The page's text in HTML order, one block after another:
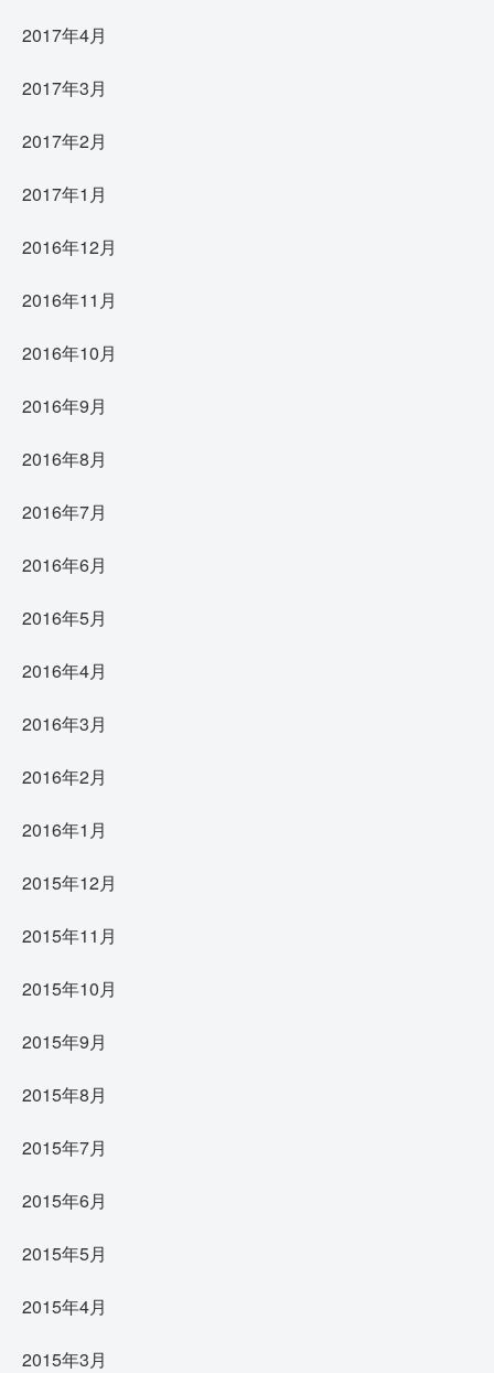
2017年4月
2017年3月
2017年2月
2017年1月
2016年12月
2016年11月
2016年10月
2016年9月
2016年8月
2016年7月
2016年6月
2016年5月
2016年4月
2016年3月
2016年2月
2016年1月
2015年12月
2015年11月
2015年10月
2015年9月
2015年8月
2015年7月
2015年6月
2015年5月
2015年4月
2015年3月